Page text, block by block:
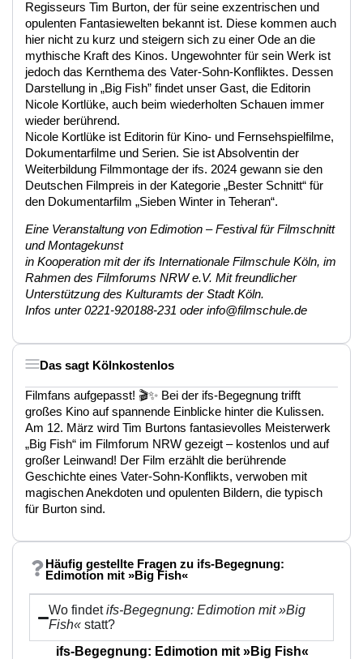
Regisseurs Tim Burton, der für seine exzentrischen und
opulenten Fantasiewelten bekannt ist. Diese kommen auch
hier nicht zu kurz und steigern sich zu einer Ode an die
mythische Kraft des Kinos. Ungewohnter für sein Werk ist
jedoch das Kernthema des Vater-Sohn-Konfliktes. Dessen
Darstellung in „Big Fish” findet unser Gast, die Editorin
Nicole Kortlüke, auch beim wiederholten Schauen immer
wieder berührend.
Nicole Kortlüke ist Editorin für Kino- und Fernsehspielfilme,
Dokumentarfilme und Serien. Sie ist Absolventin der
Weiterbildung Filmmontage der ifs. 2024 gewann sie den
Deutschen Filmpreis in der Kategorie „Bester Schnitt“ für
den Dokumentarfilm „Sieben Winter in Teheran“.
Eine Veranstaltung von Edimotion – Festival für Filmschnitt
und Montagekunst
in Kooperation mit der ifs Internationale Filmschule Köln, im
Rahmen des Filmforums NRW e.V. Mit freundlicher
Unterstützung des Kulturamts der Stadt Köln.
Infos unter 0221-920188-231 oder info@filmschule.de
Das sagt Kölnkostenlos
Filmfans aufgepasst! 🎬✨ Bei der ifs-Begegnung trifft
großes Kino auf spannende Einblicke hinter die Kulissen.
Am 12. März wird Tim Burtons fantasievolles Meisterwerk
„Big Fish“ im Filmforum NRW gezeigt – kostenlos und auf
großer Leinwand! Der Film erzählt die berührende
Geschichte eines Vater-Sohn-Konflikts, verwoben mit
magischen Anekdoten und opulenten Bildern, die typisch
für Burton sind.
Häufig gestellte Fragen zu ifs-Begegnung:
Edimotion mit »Big Fish«
Wo findetifs-Begegnung: Edimotion mit »Big
Fish« statt?
ifs-Begegnung: Edimotion mit »Big Fish«